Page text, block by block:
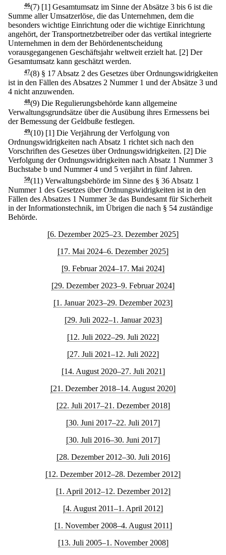
46(7) [1] Gesamtumsatz im Sinne der Absätze 3 bis 6 ist die
Summe aller Umsatzerlöse, die das Unternehmen, dem die
besonders wichtige Einrichtung oder die wichtige Einrichtung
angehört, der Transportnetzbetreiber oder das vertikal integrierte
Unternehmen in dem der Behördenentscheidung
vorausgegangenen Geschäftsjahr weltweit erzielt hat. [2] Der
Gesamtumsatz kann geschätzt werden.
47(8) § 17 Absatz 2 des Gesetzes über Ordnungswidrigkeiten
ist in den Fällen des Absatzes 2 Nummer 1 und der Absätze 3 und
4 nicht anzuwenden.
48(9) Die Regulierungsbehörde kann allgemeine
Verwaltungsgrundsätze über die Ausübung ihres Ermessens bei
der Bemessung der Geldbuße festlegen.
49(10) [1] Die Verjährung der Verfolgung von
Ordnungswidrigkeiten nach Absatz 1 richtet sich nach den
Vorschriften des Gesetzes über Ordnungswidrigkeiten. [2] Die
Verfolgung der Ordnungswidrigkeiten nach Absatz 1 Nummer 3
Buchstabe b und Nummer 4 und 5 verjährt in fünf Jahren.
50(11) Verwaltungsbehörde im Sinne des § 36 Absatz 1
Nummer 1 des Gesetzes über Ordnungswidrigkeiten ist in den
Fällen des Absatzes 1 Nummer 3e das Bundesamt für Sicherheit
in der Informationstechnik, im Übrigen die nach § 54 zuständige
Behörde.
[6. Dezember 2025–23. Dezember 2025]
[17. Mai 2024–6. Dezember 2025]
[9. Februar 2024–17. Mai 2024]
[29. Dezember 2023–9. Februar 2024]
[1. Januar 2023–29. Dezember 2023]
[29. Juli 2022–1. Januar 2023]
[12. Juli 2022–29. Juli 2022]
[27. Juli 2021–12. Juli 2022]
[14. August 2020–27. Juli 2021]
[21. Dezember 2018–14. August 2020]
[22. Juli 2017–21. Dezember 2018]
[30. Juni 2017–22. Juli 2017]
[30. Juli 2016–30. Juni 2017]
[28. Dezember 2012–30. Juli 2016]
[12. Dezember 2012–28. Dezember 2012]
[1. April 2012–12. Dezember 2012]
[4. August 2011–1. April 2012]
[1. November 2008–4. August 2011]
[13. Juli 2005–1. November 2008]